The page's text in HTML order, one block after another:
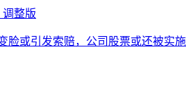
调整版
脸或引发索赔，公司股票或还被实